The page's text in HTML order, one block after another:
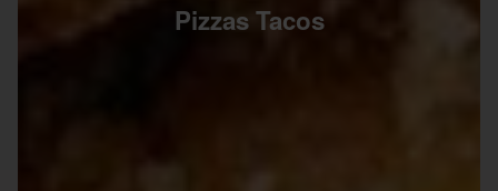
Pizzas Tacos